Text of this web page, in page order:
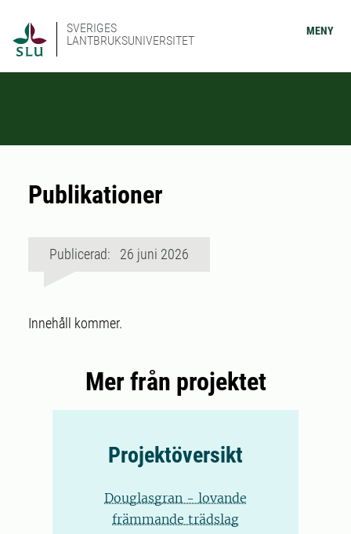
SVERIGES
LANTBRUKSUNIVERSITET
MENY
Publikationer
Publicerad: 26 juni 2026
Innehåll kommer.
Mer från projektet
Projektöversikt
Douglasgran - lovande
främmande trädslag